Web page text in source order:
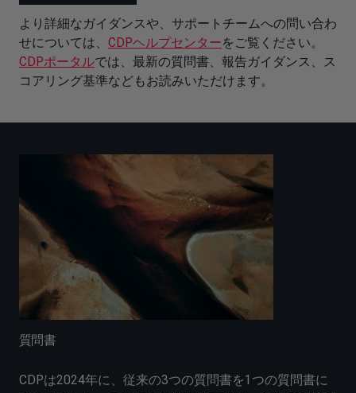
より詳細なガイダンスや、サポートチームへの問い合わ
せについては、 CDPヘルプセンターをご覧ください。
CDPポータルでは、最新の質問書、報告ガイダンス、ス
コアリング基準などもお読みいただけます。
質問書
CDPは2024年に、従来の3つの質問書を1つの質問書に